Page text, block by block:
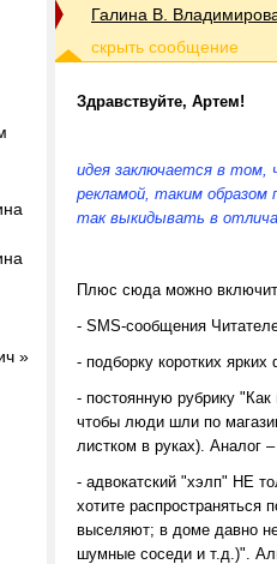
»
Галина В.
Здравствуйте, Артем!
идея заключается в том,
рекламой, таким
так выкидывать в
Плюс сюда можно
- SMS-сообщения
- подборку коротких
- постоянную рубрику
чтобы люди шли по
листком в руках). Аналог
- адвокатский "хэлп" НЕ
хотите
выселяют; в доме давно
шумные соседи и т.д.)".